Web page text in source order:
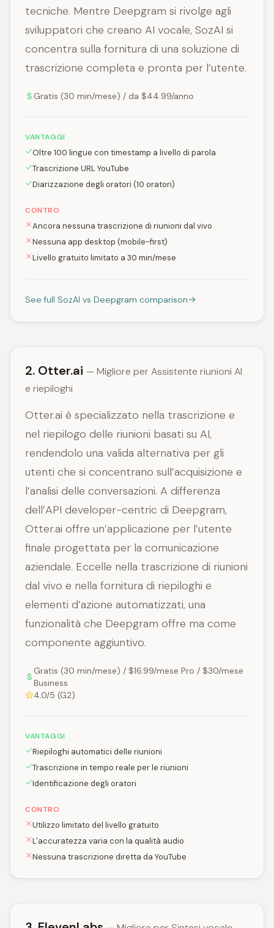
tecniche. Mentre Deepgram si rivolge agli
sviluppatori che creano AI vocale, SozAI si
concentra sulla fornitura di una soluzione di
trascrizione completa e pronta per l’utente.
Gratis (30 min/mese) / da $44.99/anno
VANTAGGI
Oltre 100 lingue con timestamp a livello di parola
Trascrizione URL YouTube
Diarizzazione degli oratori (10 oratori)
CONTRO
Ancora nessuna trascrizione di riunioni dal vivo
Nessuna app desktop (mobile-first)
Livello gratuito limitato a 30 min/mese
See full SozAI vs Deepgram comparison
2. Otter.ai — Migliore per Assistente riunioni AI
e riepiloghi
Otter.ai è specializzato nella trascrizione e
nel riepilogo delle riunioni basati su AI,
rendendolo una valida alternativa per gli
utenti che si concentrano sull’acquisizione e
l’analisi delle conversazioni. A differenza
dell’API developer-centric di Deepgram,
Otter.ai offre un’applicazione per l’utente
finale progettata per la comunicazione
aziendale. Eccelle nella trascrizione di riunioni
dal vivo e nella fornitura di riepiloghi e
elementi d’azione automatizzati, una
funzionalità che Deepgram offre ma come
componente aggiuntivo.
Gratis (30 min/mese) / $16.99/mese Pro / $30/mese
Business
4.0/5 (G2)
VANTAGGI
Riepiloghi automatici delle riunioni
Trascrizione in tempo reale per le riunioni
Identificazione degli oratori
CONTRO
Utilizzo limitato del livello gratuito
L'accuratezza varia con la qualità audio
Nessuna trascrizione diretta da YouTube